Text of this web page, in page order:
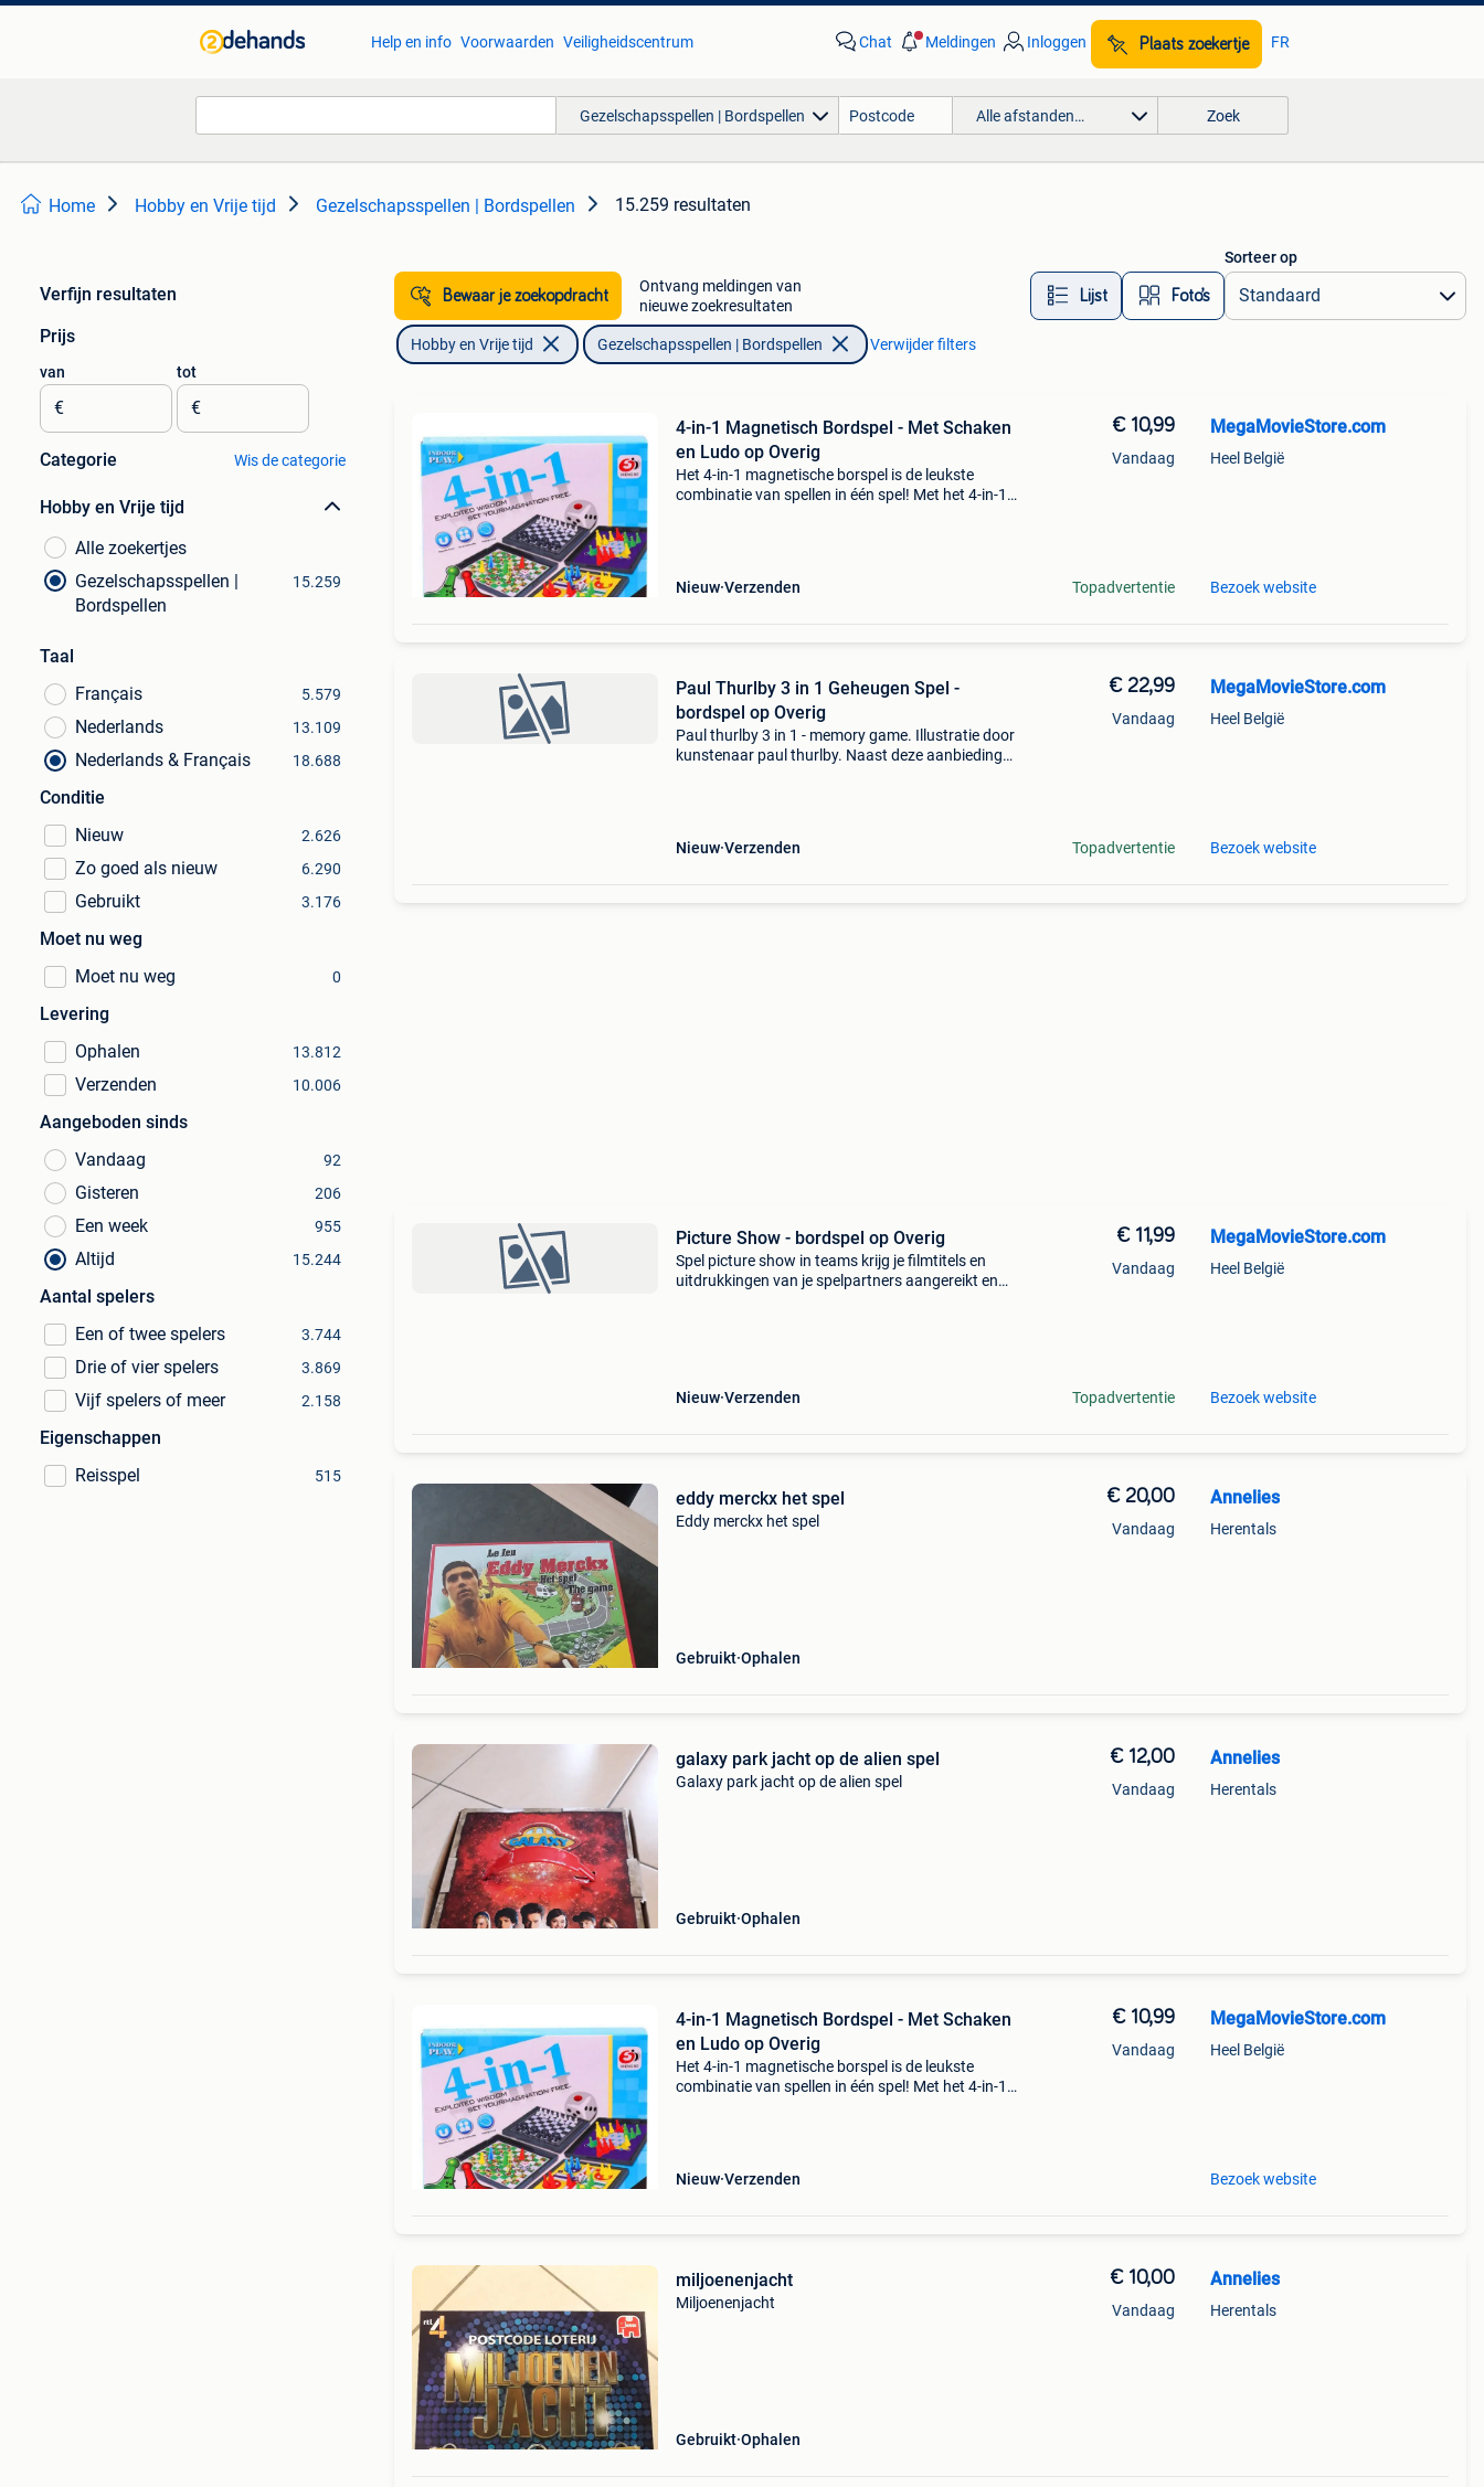
Help en info Voorwaarden Veiligheidscentrum Chat Meldingen Inloggen Plaats zoekertje FR
Gezelschapsspellen | Bordspellen Alle afstanden… Zoek
Home Hobby en Vrije tijd Gezelschapsspellen | Bordspellen 15.259 resultaten
Verfijn resultaten
Prijs
van
€
tot
€
Categorie Wis de categorie
Hobby en Vrije tijd
Alle zoekertjes
Gezelschapsspellen |
Bordspellen
15.259
Taal
Français
5.579
Nederlands 13.109
Nederlands & Français 18.688
Conditie
Nieuw
2.626
Zo goed als nieuw 6.290
Gebruikt 3.176
Moet nu weg
Moet nu weg
0
Levering
Ophalen
13.812
Verzenden 10.006
Aangeboden sinds
Vandaag
92
Gisteren 206
Een week 955
Altijd 15.244
Aantal spelers
Een of twee spelers
3.744
Drie of vier spelers 3.869
Vijf spelers of meer 2.158
Eigenschappen
Reisspel
515
Bewaar je zoekopdracht
Ontvang meldingen van
nieuwe zoekresultaten
Lijst Foto’s
Sorteer op
Hobby en Vrije tijd Gezelschapsspellen | Bordspellen Verwijder filters
4-in-1 Magnetisch Bordspel - Met Schaken
en Ludo op Overig
Het 4-in-1 magnetische borspel is de leukste
combinatie van spellen in één spel! Met het 4-in-1
Nieuw Verzenden
€ 10,99
Vandaag
Topadvertentie
MegaMovieStore.com
Heel België
Bezoek website
Paul Thurlby 3 in 1 Geheugen Spel -
bordspel op Overig
Paul thurlby 3 in 1 - memory game. Illustratie door
kunstenaar paul thurlby. Naast deze aanbieding
Nieuw Verzenden
€ 22,99
Vandaag
Topadvertentie
MegaMovieStore.com
Heel België
Bezoek website
Picture Show - bordspel op Overig
Spel picture show in teams krijg je filmtitels en
uitdrukkingen van je spelpartners aangereikt en
Nieuw Verzenden
€ 11,99
Vandaag
Topadvertentie
MegaMovieStore.com
Heel België
Bezoek website
eddy merckx het spel
Eddy merckx het spel
Gebruikt Ophalen
€ 20,00
Vandaag
Annelies
Herentals
galaxy park jacht op de alien spel
Galaxy park jacht op de alien spel
Gebruikt Ophalen
€ 12,00
Vandaag
Annelies
Herentals
4-in-1 Magnetisch Bordspel - Met Schaken
en Ludo op Overig
Het 4-in-1 magnetische borspel is de leukste
combinatie van spellen in één spel! Met het 4-in-1
Nieuw Verzenden
€ 10,99
Vandaag
MegaMovieStore.com
Heel België
Bezoek website
miljoenenjacht
Miljoenenjacht
Gebruikt Ophalen
€ 10,00
Vandaag
Annelies
Herentals